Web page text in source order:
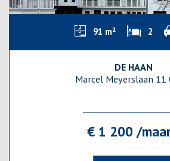
91 m² 2
DE HAAN
Marcel Meyerslaan 11
€ 1 200 /